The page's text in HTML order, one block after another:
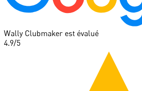
Wally Clubmaker est évalué
4.9/5